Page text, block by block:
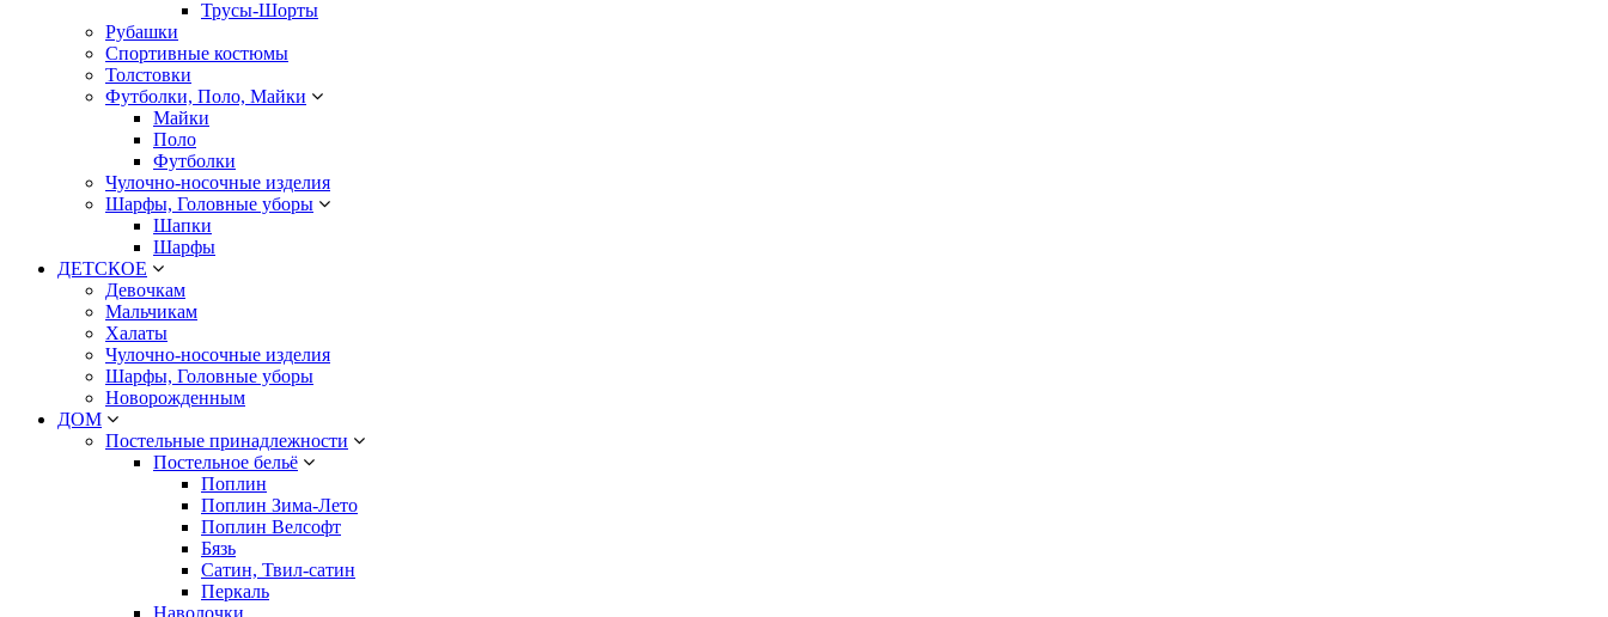
Трусы-Шорты
Рубашки
Спортивные костюмы
Толстовки
Футболки, Поло, Майки
Майки
Поло
Футболки
Чулочно-носочные изделия
Шарфы, Головные уборы
Шапки
Шарфы
ДЕТСКОЕ
Девочкам
Мальчикам
Халаты
Чулочно-носочные изделия
Шарфы, Головные уборы
Новорожденным
ДОМ
Постельные принадлежности
Постельное бельё
Поплин
Поплин Зима-Лето
Поплин Велсофт
Бязь
Сатин, Твил-сатин
Перкаль
Наволочки